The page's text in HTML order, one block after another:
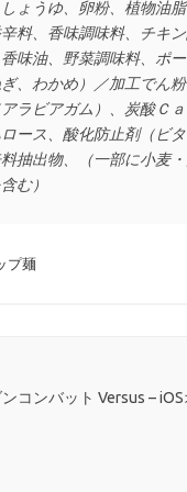
ょうゆ、卵粉、植物油
料、香味調味料、チキ
味油、野菜調味料、ポ
、わかめ）／加工でん
ラビアガム）、炭酸Ｃ
ース、酸化防止剤（ビ
抽出物、（一部に小麦・
む）
プ麺
コンバット Versus –